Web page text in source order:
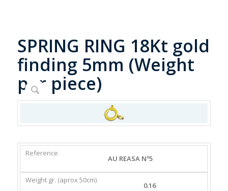
SPRING RING 18Kt gold
finding 5mm (Weight
per piece)
REFERENCE
(APROX
DIAMETER/WIDTH
AU REASA Nº5
0.16